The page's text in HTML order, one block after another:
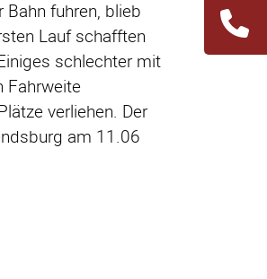
fuhren, blieb
Lauf schafften
schlechter mit
Fahrweite
verliehen. Der
am 11.06
Navigation